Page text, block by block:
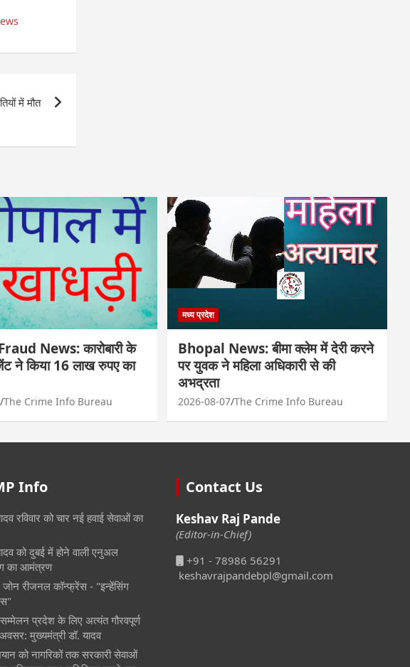
में मौत
News: कारोबारी के
ने किया 16 लाख रुपए का
The Crime Info Bureau
मध्य प्रदेश
Bhopal News: बीमा क्लेम में देरी करने
पर युवक ने महिला अधिकारी से की
अभद्रता
2026-08-07 The Crime Info Bureau
Info
रविवार को चार नई हवाई सेवाओं का
को दुबई में होने वाली एनुअल
का आमंत्रण
जोन रीजनल कॉन्फ्रेंस - "इन्हेंसिंग
प्रदेश के लिए अत्यंत गौरवपूर्ण
मुख्यमंत्री डॉ. यादव
को नागरिकों तक सरकारी सेवाओं
Contact Us
Keshav Raj Pande
(Editor-in-Chief)
+91 - 78986 56291
keshavrajpandebpl@gmail.com